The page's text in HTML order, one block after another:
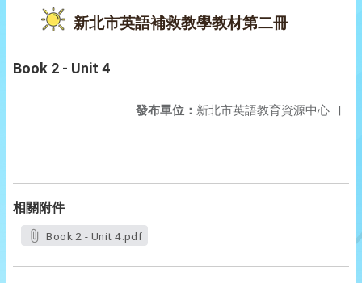
新北市英語補救教學教材第二冊
Book 2 - Unit 4
發布單位： 新北市英語教育資源中心 |
相關附件
Book 2 - Unit 4.pdf